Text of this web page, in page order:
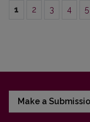
1 2 3 4 5
Make a